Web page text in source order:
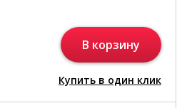
В корзину
Купить в один клик